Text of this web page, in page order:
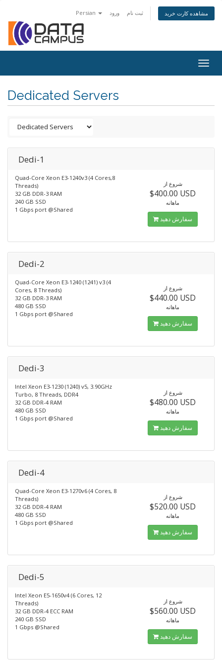
Persian ورود ثبت نام مشاهده کارت خرید
Dedicated Servers
Dedi-1
Quad-Core Xeon E3-1240v3 (4 Cores,8
Threads)
32 GB DDR-3 RAM
240 GB SSD
1 Gbps port @Shared
شروع از
$400.00 USD
ماهانه
سفارش دهید
Dedi-2
Quad-Core Xeon E3-1240 (1241) v3 (4
Cores, 8 Threads)
32 GB DDR-3 RAM
480 GB SSD
1 Gbps port @Shared
شروع از
$440.00 USD
ماهانه
سفارش دهید
Dedi-3
Intel Xeon E3-1230 (1240) v5, 3.90GHz
Turbo, 8 Threads, DDR4
32 GB DDR-4 RAM
480 GB SSD
1 Gbps port @Shared
شروع از
$480.00 USD
ماهانه
سفارش دهید
Dedi-4
Quad-Core Xeon E3-1270v6 (4 Cores, 8
Threads)
32 GB DDR-4 RAM
480 GB SSD
1 Gbps port @Shared
شروع از
$520.00 USD
ماهانه
سفارش دهید
Dedi-5
Intel Xeon E5-1650v4 (6 Cores, 12
Threads)
32 GB DDR-4 ECC RAM
240 GB SSD
1 Gbps @Shared
شروع از
$560.00 USD
ماهانه
سفارش دهید